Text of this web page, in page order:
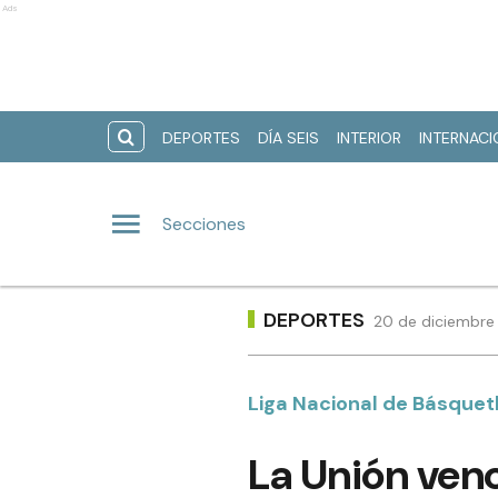
Ads
DEPORTES DÍA SEIS INTERIOR
Secciones
DEPORTES 20 de
Liga Nacional de
La Unión